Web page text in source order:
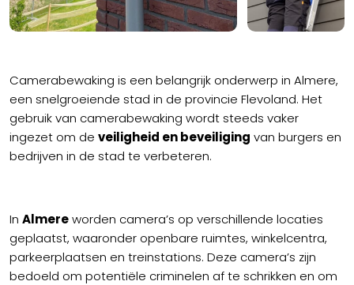
Camerabewaking is een belangrijk onderwerp in Almere,
een snelgroeiende stad in de provincie Flevoland. Het
gebruik van camerabewaking wordt steeds vaker
ingezet om de veiligheid en beveiliging van burgers en
bedrijven in de stad te verbeteren.
In Almereworden camera’s op verschillende locaties
geplaatst, waaronder openbare ruimtes, winkelcentra,
parkeerplaatsen en treinstations. Deze camera’s zijn
bedoeld om potentiële criminelen af te schrikken en om